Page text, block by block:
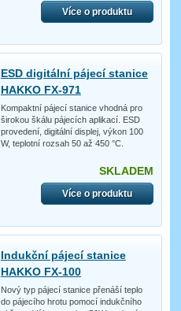
Více o produktu
ESD digitální pájecí stanice
HAKKO FX-971
Kompaktní pájecí stanice vhodná pro
širokou škálu pájecích aplikací. ESD
provedení, digitální displej, výkon 100
W, teplotní rozsah 50 až 450 °C.
SKLADEM
Více o produktu
Indukční pájecí stanice
HAKKO FX-100
Nový typ pájecí stanice přenáší teplo
do pájecího hrotu pomocí indukčního